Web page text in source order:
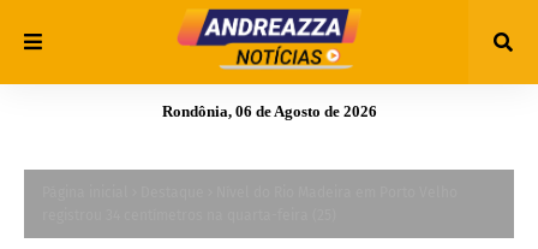
Rondônia, 06 de Agosto de 2026